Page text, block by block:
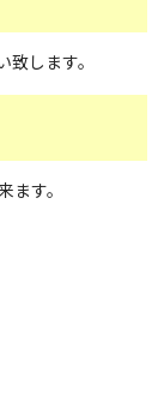
します。
す。